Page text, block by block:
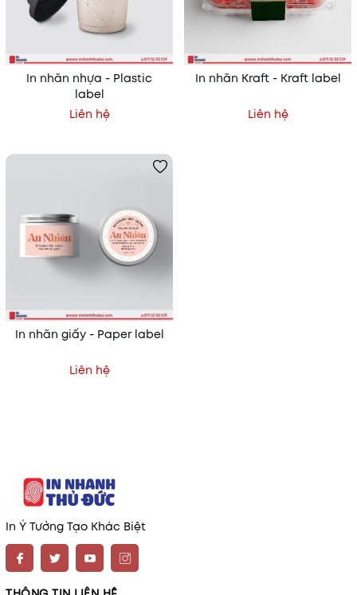
In nhãn nhựa - Plastic
label
Liên hệ
In nhãn Kraft - Kraft label
Liên hệ
In nhãn giấy - Paper label
Liên hệ
In Ý Tưởng Tạo Khác Biệt